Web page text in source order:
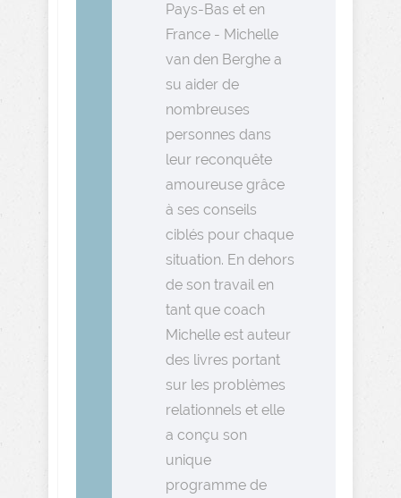
Pays-Bas et en
France - Michelle
van den Berghe a
su aider de
nombreuses
personnes dans
leur reconquête
amoureuse grâce
à ses conseils
ciblés pour chaque
situation. En dehors
de son travail en
tant que coach
Michelle est auteur
des livres portant
sur les problèmes
relationnels et elle
a conçu son
unique
programme de